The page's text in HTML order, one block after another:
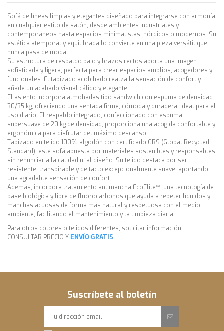
Sofá de líneas limpias y elegantes diseñado para integrarse con armonía
en cualquier estilo de salón, desde ambientes industriales y
contemporáneos hasta espacios minimalistas, nórdicos o modernos. Su
estética atemporal y equilibrada lo convierte en una pieza versátil que
nunca pasa de moda.
Su estructura de respaldo bajo y brazos rectos aporta una imagen
sofisticada y ligera, perfecta para crear espacios amplios, acogedores y
funcionales. El tapizado acolchado realza la sensación de confort y
añade un acabado visual cálido y elegante.
El asiento incorpora almohadas tipo sándwich con espuma de densidad
30/35 kg, ofreciendo una sentada firme, cómoda y duradera, ideal para el
uso diario. El respaldo integrado, confeccionado con espuma
supersuave de 20 kg de densidad, proporciona una acogida confortable y
ergonómica para disfrutar del máximo descanso.
Tapizado en tejido 100% algodón con certificado GRS (Global Recycled
Standard), este sofá apuesta por materiales sostenibles y responsables
sin renunciar a la calidad ni al diseño. Su tejido destaca por ser
resistente, transpirable y de tacto excepcionalmente suave, aportando
una agradable sensación de confort.
Además, incorpora tratamiento antimancha EcoElite™, una tecnología de
base biológica y libre de fluorocarbonos que ayuda a repeler líquidos y
manchas acuosas de forma más natural y respetuosa con el medio
ambiente, facilitando el mantenimiento y la limpieza diaria.
Para otros colores o tejidos diferentes, solicitar información.
CONSULTAR PRECIO Y ENVÍO GRATIS
Fijo
Fijo
Suscríbete al boletín